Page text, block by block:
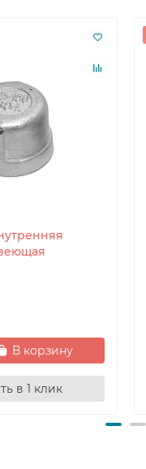
В корзину
в 1 клик